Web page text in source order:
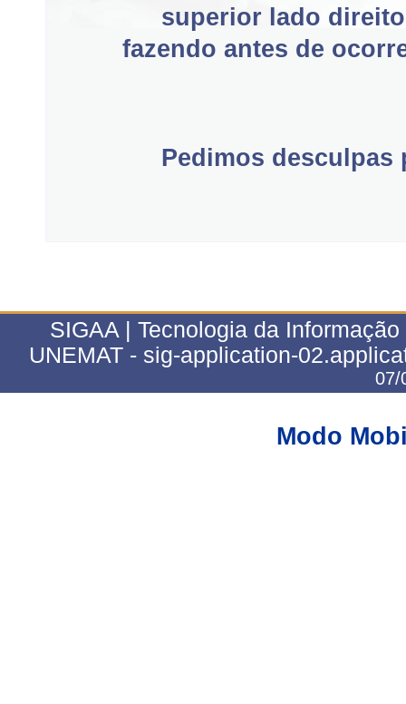
superior lado
fazendo antes de
Pedimos
SIGAA | Tecnologia da
UNEMAT - sig-application-
07/
Modo